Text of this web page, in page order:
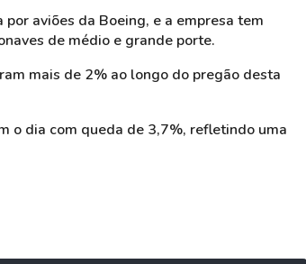
aviões da Boeing, e a empresa tem
de médio e grande porte.
mais de 2% ao longo do pregão desta
o dia com queda de 3,7%, refletindo uma